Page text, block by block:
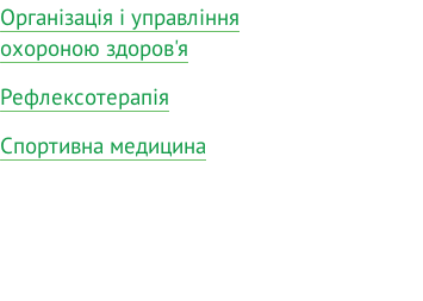
Організація і управління
охороною здоров'я
Рефлексотерапія
Спортивна медицина